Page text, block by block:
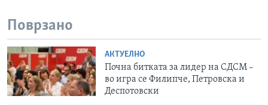
Поврзано
АКТУЕЛНО
Почна битката за лидер на СДСМ –
во игра се Филипче, Петровска и
Деспотовски